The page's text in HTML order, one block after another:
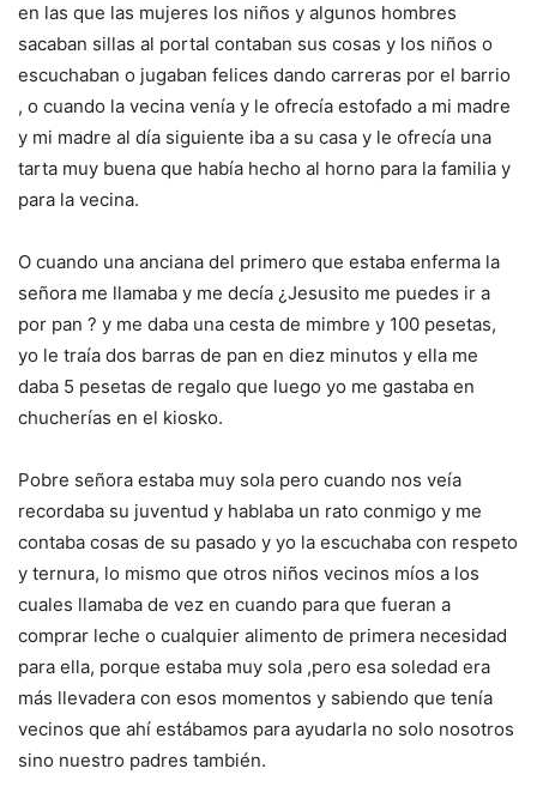
en las que las mujeres los niños y algunos hombres
sacaban sillas al portal contaban sus cosas y los niños o
escuchaban o jugaban felices dando carreras por el barrio
, o cuando la vecina venía y le ofrecía estofado a mi madre
y mi madre al día siguiente iba a su casa y le ofrecía una
tarta muy buena que había hecho al horno para la familia y
para la vecina.
O cuando una anciana del primero que estaba enferma la
señora me llamaba y me decía ¿Jesusito me puedes ir a
por pan ? y me daba una cesta de mimbre y 100 pesetas,
yo le traía dos barras de pan en diez minutos y ella me
daba 5 pesetas de regalo que luego yo me gastaba en
chucherías en el kiosko.
Pobre señora estaba muy sola pero cuando nos veía
recordaba su juventud y hablaba un rato conmigo y me
contaba cosas de su pasado y yo la escuchaba con respeto
y ternura, lo mismo que otros niños vecinos míos a los
cuales llamaba de vez en cuando para que fueran a
comprar leche o cualquier alimento de primera necesidad
para ella, porque estaba muy sola ,pero esa soledad era
más llevadera con esos momentos y sabiendo que tenía
vecinos que ahí estábamos para ayudarla no solo nosotros
sino nuestro padres también.